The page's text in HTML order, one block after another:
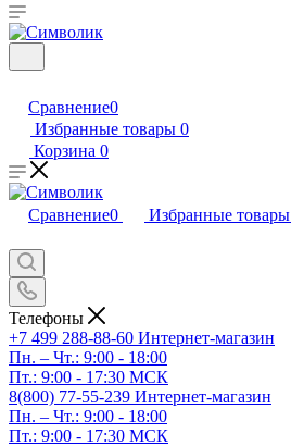
Сравнение0
Избранные товары 0
Корзина 0
Сравнение0 Избранные товары
Телефоны
+7 499 288-88-60 Интернет-магазин
Пн. – Чт.: 9:00 - 18:00
Пт.: 9:00 - 17:30 МСК
8(800) 77-55-239 Интернет-магазин
Пн. – Чт.: 9:00 - 18:00
Пт.: 9:00 - 17:30 МСК